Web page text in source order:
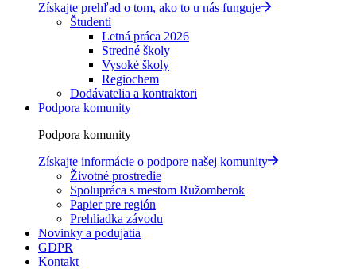
Získajte prehľad o tom, ako to u nás funguje
Študenti
Letná práca 2026
Stredné školy
Vysoké školy
Regiochem
Dodávatelia a kontraktori
Podpora komunity
Podpora komunity
Získajte informácie o podpore našej komunity
Životné prostredie
Spolupráca s mestom Ružomberok
Papier pre región
Prehliadka závodu
Novinky a podujatia
GDPR
Kontakt